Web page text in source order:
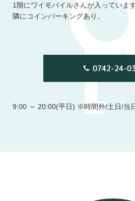
1階にワイモバイルさんが入っていま
隣にコインパーキングあり。
0742-24-
9:00 ～ 20:00(平日) ※時間外/土日/当